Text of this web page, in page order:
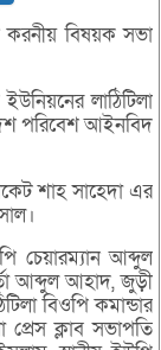
করনীয় বিষয়ক সভা
লাঠিটিলা
পরিবেশ আইনবিদ
শাহ সাহেদা এর
চেয়ারম্যান আব্দুল
আব্দুল আহাদ, জুড়ী
বিওপি কমান্ডার
ক্লাব সভাপতি